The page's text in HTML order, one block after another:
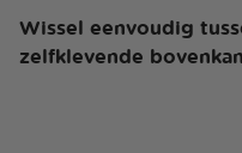
Wissel eenvoudig
zelfklevende